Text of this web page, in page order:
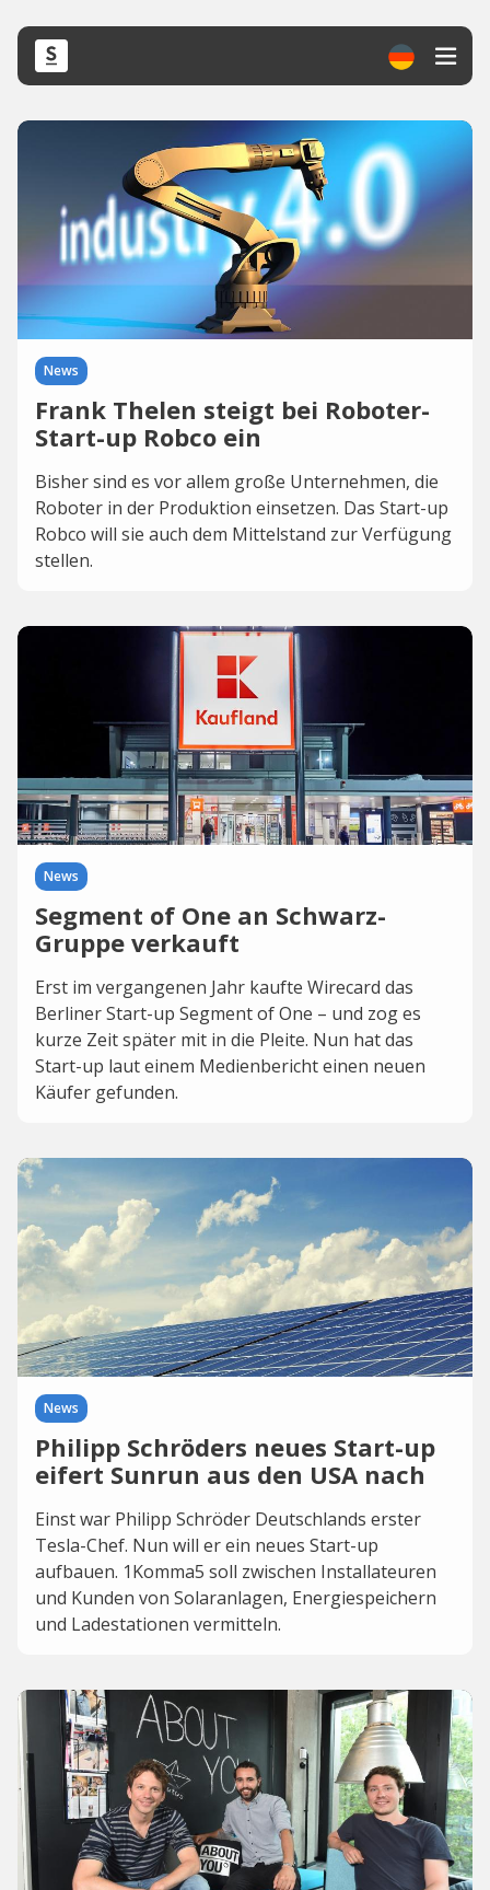
News
Frank Thelen steigt bei Roboter-
Start-up Robco ein
Bisher sind es vor allem große Unternehmen, die
Roboter in der Produktion einsetzen. Das Start-up
Robco will sie auch dem Mittelstand zur Verfügung
stellen.
News
Segment of One an Schwarz-
Gruppe verkauft
Erst im vergangenen Jahr kaufte Wirecard das
Berliner Start-up Segment of One – und zog es
kurze Zeit später mit in die Pleite. Nun hat das
Start-up laut einem Medienbericht einen neuen
Käufer gefunden.
News
Philipp Schröders neues Start-up
eifert Sunrun aus den USA nach
Einst war Philipp Schröder Deutschlands erster
Tesla-Chef. Nun will er ein neues Start-up
aufbauen. 1Komma5 soll zwischen Installateuren
und Kunden von Solaranlagen, Energiespeichern
und Ladestationen vermitteln.